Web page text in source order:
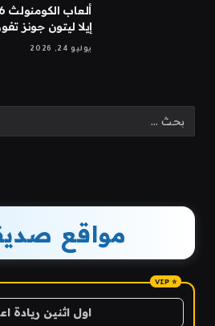
إيلا ليتون جونز
يوليو 24, 2026
مواقع
اول اثنين ريادة